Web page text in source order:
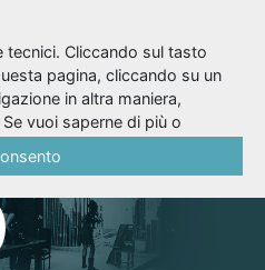
senza
Cliccando sul tasto
pagina, cliccando su un
in altra maniera,
vuoi saperne di più o